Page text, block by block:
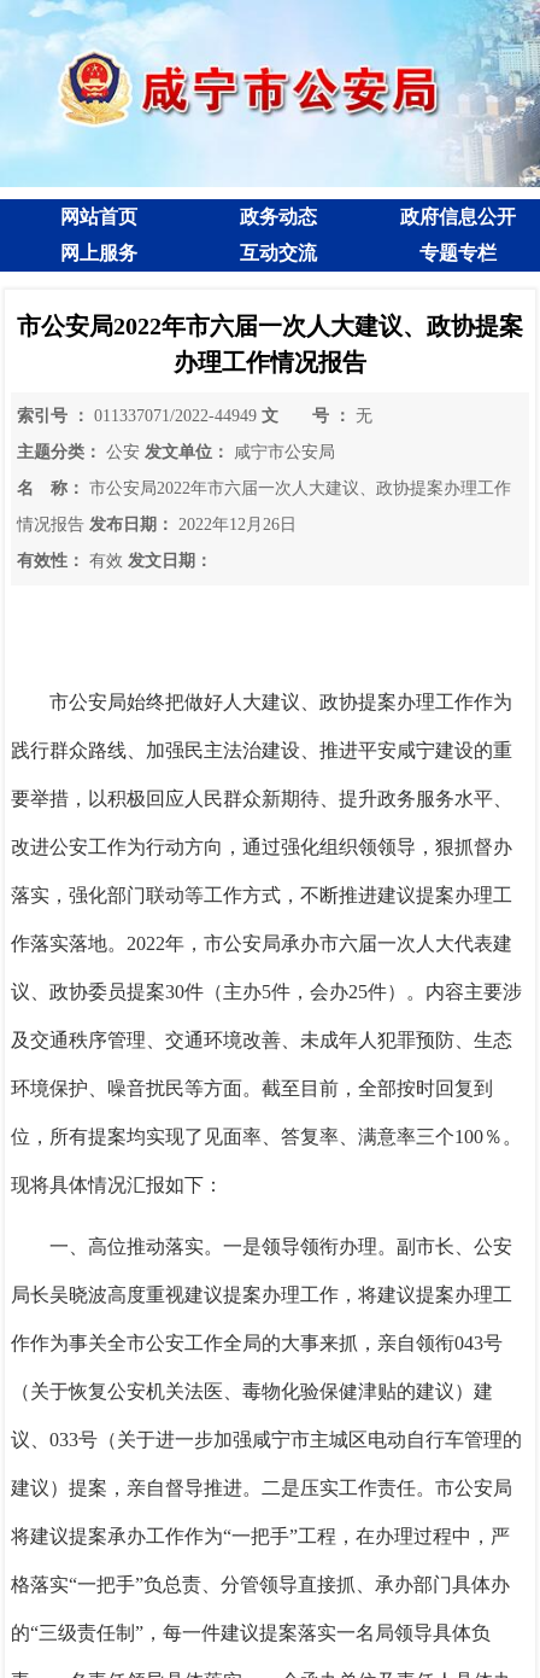
网站首页 政务动态
政府信息公开
网上服务
互动交流 专题专栏
市公安局2022年市六届一次人大建议、政协提案
办理工作情况报告
索引号 ： 011337071/2022-44949 文 号 ：
无
主题分类：
公安 发文单位：
咸宁市公安局
名 称：
市公安局2022年市六届一次人大建议、政协提案办理工作
情况报告 发布日期：
2022年12月26日
有效性：
有效 发文日期：
市公安局始终把做好人大建议、政协提案办理工作作为
践行群众路线、加强民主法治建设、推进平安咸宁建设的重
要举措，以积极回应人民群众新期待、提升政务服务水平、
改进公安工作为行动方向，通过强化组织领领导，狠抓督办
落实，强化部门联动等工作方式，不断推进建议提案办理工
作落实落地。2022年，市公安局承办市六届一次人大代表建
议、政协委员提案30件（主办5件，会办25件）。 内容主要涉
及交通秩序管理、交通环境改善、未成年人犯罪预防、生态
环境保护、噪音扰民等方面。截至目前，全部按时回复到
位 ，所有提案均实现了见面率、答复率、满意率三个100％。
现将具体情况汇报如下：
一、高位推动落实。一是领导领衔办理。副市长、公安
局长吴晓波高度重视建议提案办理工作，将建议提案办理工
作作为事关全市公安工作全局的大事来抓 ，亲自领衔043号
（关于恢复公安机关法医、毒物化验保健津贴的建议）建
议、033号（关于进一步加强咸宁市主城区电动自行车管理的
建议）提案，亲自督导推进。 二是压实工作责任。市公安局
将建议提案承办工作作为“一把手”工程，在办理过程中，严
格落实“一把手”负总责、分管领导直接抓、承办部门具体办
的“三级责任制”，每一件建议提案落实一名局领导具体负